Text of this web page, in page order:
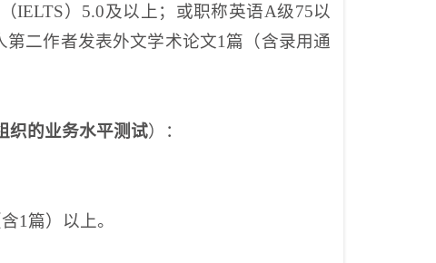
IELTS）5.0及以上；或职称英语A级75以
第二作者发表外文学术论文1篇（含录用通
织的业务水平测试）：
1篇）以上。